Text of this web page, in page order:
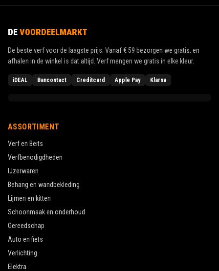
DEVOORDEELMARKT
De beste verf voor de laagste prijs. Vanaf€ 59 bezorgen we gratis, en
afhalen in de winkel is dat altijd. Verf mengen we gratis in elke kleur.
iDEAL Bancontact Creditcard Apple Pay Klarna
ASSORTIMENT
Verf en Beits
Verfbenodigdheden
IJzerwaren
Behang en wandbekleding
Lijmen en kitten
Schoonmaak en onderhoud
Gereedschap
Auto en fiets
Verlichting
Elektra